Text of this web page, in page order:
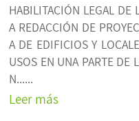
HABILITACIÓN LEGAL DE
A REDACCIÓN DE
A DE EDIFICIOS Y
USOS EN UNA PARTE DE
N......
Leer más